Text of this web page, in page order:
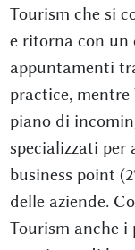
Tourism che si
e ritorna con un
appuntamenti
practice,
piano di
specializzati per
business point
delle aziende.
Tourism anche i